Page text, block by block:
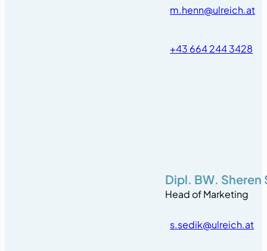
m.henn@ulreich.at
+43 664 244 3428
Dipl. BW. Sheren
Head of Marketing
s.sedik@ulreich.at